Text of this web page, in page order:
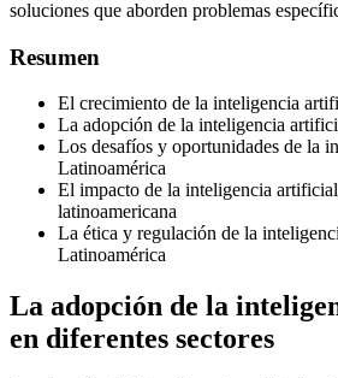
soluciones que aborden problemas
Resumen
El crecimiento de la inteligencia
La adopción de la inteligencia
Los desafíos y oportunidades de la
Latinoamérica
El impacto de la inteligencia
latinoamericana
La ética y regulación de la
Latinoamérica
La adopción de la
en diferentes sectores